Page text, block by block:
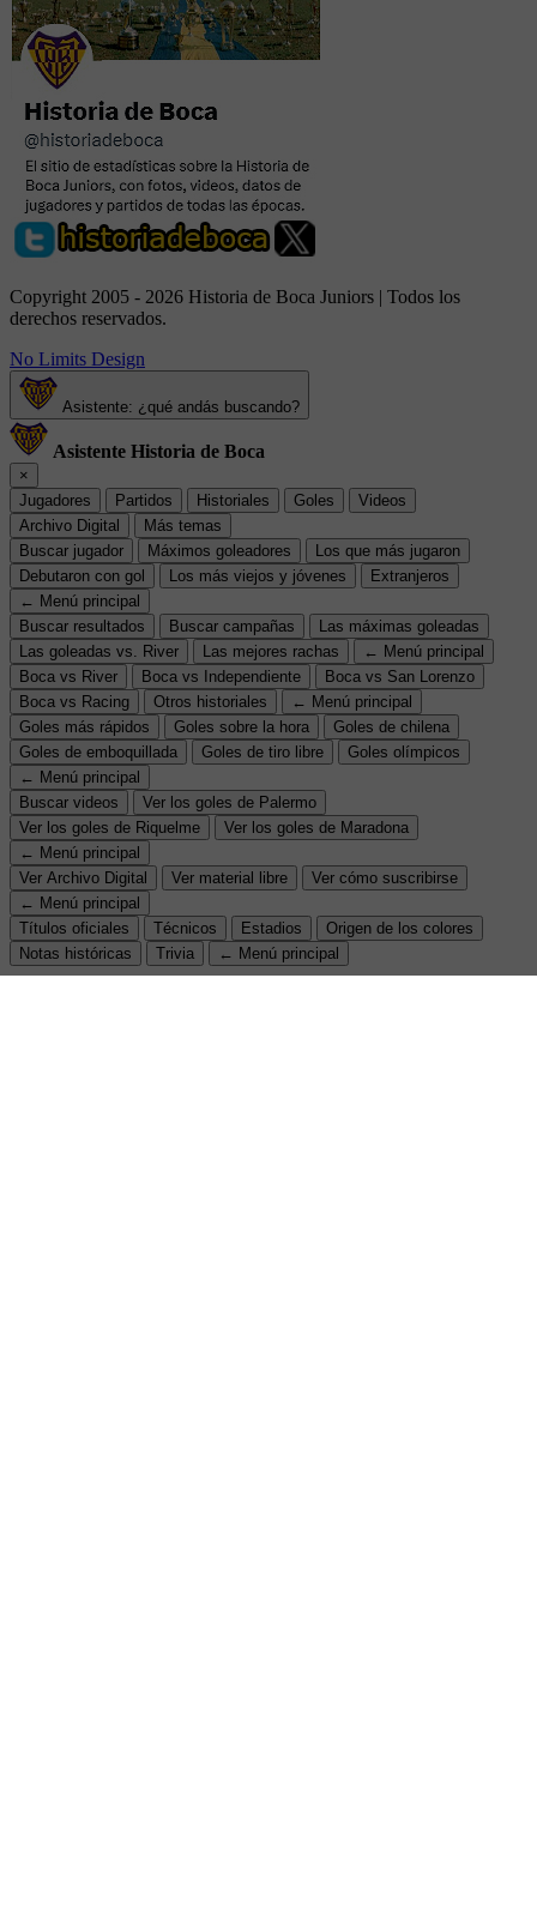
Copyright 2005 - 2026 Historia de Boca Juniors | Todos los
derechos reservados.
No Limits Design
Asistente: ¿qué andás buscando?
Asistente Historia de Boca
×
Jugadores
Partidos Historiales Goles
Videos
Archivo Digital
Más temas
Buscar jugador
Máximos goleadores
Los que más jugaron
Debutaron con gol
Los más viejos y jóvenes
Extranjeros
← Menú principal
Buscar resultados
Buscar campañas
Las máximas goleadas
Las goleadas vs. River
Las mejores rachas
← Menú principal
Boca vs River
Boca vs Independiente
Boca vs San Lorenzo
Boca vs Racing
Otros historiales
← Menú principal
Goles más rápidos
Goles sobre la hora
Goles de chilena
Goles de emboquillada
Goles de tiro libre
Goles olímpicos
← Menú principal
Buscar videos
Ver los goles de Palermo
Ver los goles de Riquelme
Ver los goles de Maradona
← Menú principal
Ver Archivo Digital
Ver material libre
Ver cómo suscribirse
← Menú principal
Títulos oficiales
Técnicos Estadios
Origen de los colores
Notas históricas
Trivia ← Menú principal